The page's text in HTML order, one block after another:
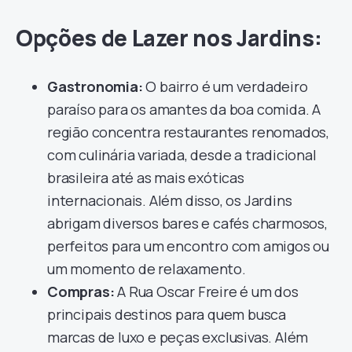
Opções de Lazer nos Jardins:
Gastronomia:O bairro é um verdadeiro
paraíso para os amantes da boa comida. A
região concentra restaurantes renomados,
com culinária variada, desde a tradicional
brasileira até as mais exóticas
internacionais. Além disso, os Jardins
abrigam diversos bares e cafés charmosos,
perfeitos para um encontro com amigos ou
um momento de relaxamento.
Compras:A Rua Oscar Freire é um dos
principais destinos para quem busca
marcas de luxo e peças exclusivas. Além